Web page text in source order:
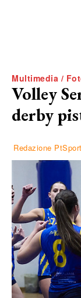
Multimedia /
Volley
derby
Redazione PtSport